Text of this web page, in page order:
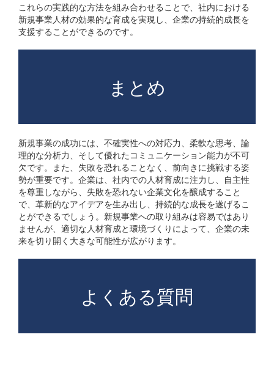
これらの実践的な方法を組み合わせることで、社内における
新規事業人材の効果的な育成を実現し、企業の持続的成長を
支援することができるのです。
まとめ
新規事業の成功には、不確実性への対応力、柔軟な思考、論
理的な分析力、そして優れたコミュニケーション能力が不可
欠です。また、失敗を恐れることなく、前向きに挑戦する姿
勢が重要です。企業は、社内での人材育成に注力し、自主性
を尊重しながら、失敗を恐れない企業文化を醸成すること
で、革新的なアイデアを生み出し、持続的な成長を遂げるこ
とができるでしょう。新規事業への取り組みは容易ではあり
ませんが、適切な人材育成と環境づくりによって、企業の未
来を切り開く大きな可能性が広がります。
よくある質問